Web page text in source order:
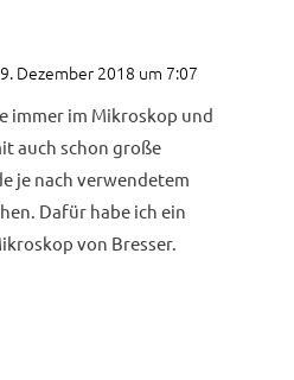
Dezember 2018 um 7:07
immer im Mikroskop und
auch schon große
je nach verwendetem
Dafür habe ich ein
von Bresser.